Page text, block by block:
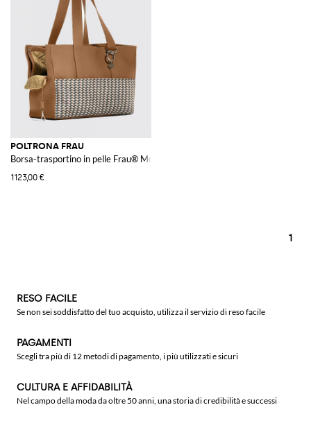
POLTRONA FRAU
Borsa-trasportino in pelle Frau® Motif Weavers
1123,00 €
1
RESO FACILE
Se non sei soddisfatto del tuo acquisto, utilizza il servizio di reso facile
PAGAMENTI
Scegli tra più di 12 metodi di pagamento, i più utilizzati e sicuri
CULTURA E AFFIDABILITÀ
Nel campo della moda da oltre 50 anni, una storia di credibilità e successi